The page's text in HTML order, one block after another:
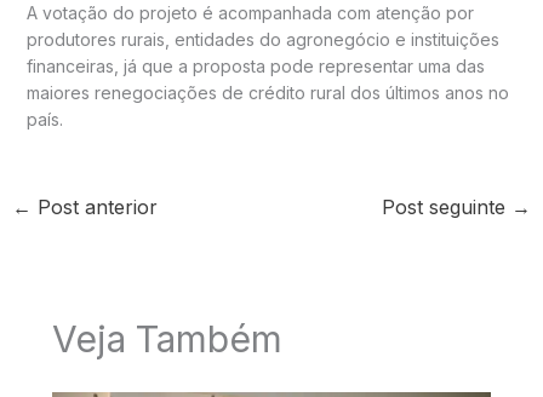
A votação do projeto é acompanhada com atenção por
produtores rurais, entidades do agronegócio e instituições
financeiras, já que a proposta pode representar uma das
maiores renegociações de crédito rural dos últimos anos no
país.
← Post anterior Post seguinte →
Veja Também